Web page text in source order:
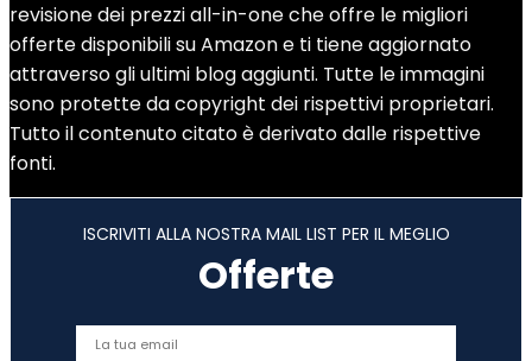
revisione dei prezzi all-in-one che offre le migliori
offerte disponibili su Amazon e ti tiene aggiornato
attraverso gli ultimi blog aggiunti. Tutte le immagini
sono protette da copyright dei rispettivi proprietari.
Tutto il contenuto citato è derivato dalle rispettive
fonti.
ISCRIVITI ALLA NOSTRA MAIL LIST PER IL MEGLIO
Offerte